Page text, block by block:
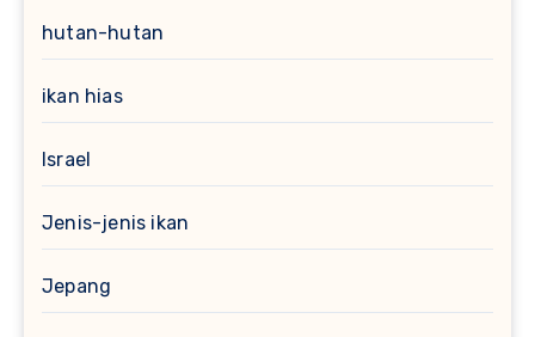
hutan-hutan
ikan hias
Israel
Jenis-jenis ikan
Jepang